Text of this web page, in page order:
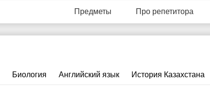
Предметы Про репетитора
Биология Английский язык История Казахстана
свободных
Нет
свободных
Нет
свободных
Нет
свободных